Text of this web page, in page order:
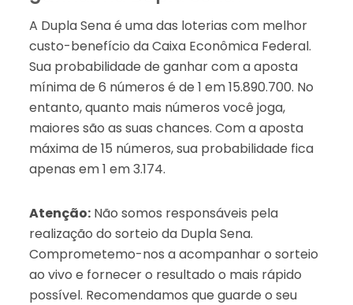
A Dupla Sena é uma das loterias com melhor
custo-benefício da Caixa Econômica Federal.
Sua probabilidade de ganhar com a aposta
mínima de 6 números é de 1 em 15.890.700. No
entanto, quanto mais números você joga,
maiores são as suas chances. Com a aposta
máxima de 15 números, sua probabilidade fica
apenas em 1 em 3.174.
Atenção:Não somos responsáveis pela
realização do sorteio da Dupla Sena.
Comprometemo-nos a acompanhar o sorteio
ao vivo e fornecer o resultado o mais rápido
possível. Recomendamos que guarde o seu